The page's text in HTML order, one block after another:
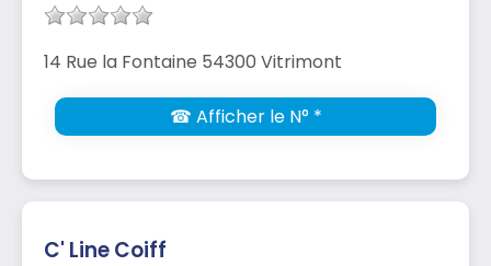
14 Rue la Fontaine 54300 Vitrimont
☎ Afficher le N° *
C' Line Coiff